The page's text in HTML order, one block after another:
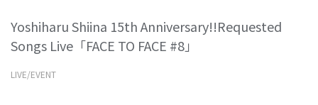
Yoshiharu Shiina 15th Anniversary!!Requested
Songs Live「FACE TO FACE #8」
LIVE/EVENT